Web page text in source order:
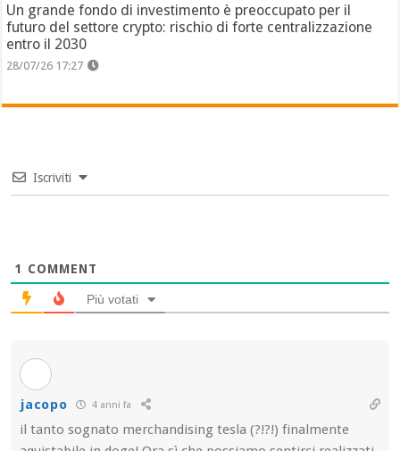
Un grande fondo di investimento è preoccupato per il
futuro del settore crypto: rischio di forte centralizzazione
entro il 2030
28/07/26 17:27
Iscriviti
1 COMMENT
Più votati
jacopo 4 anni fa
il tanto sognato merchandising tesla (?!?!) finalmente